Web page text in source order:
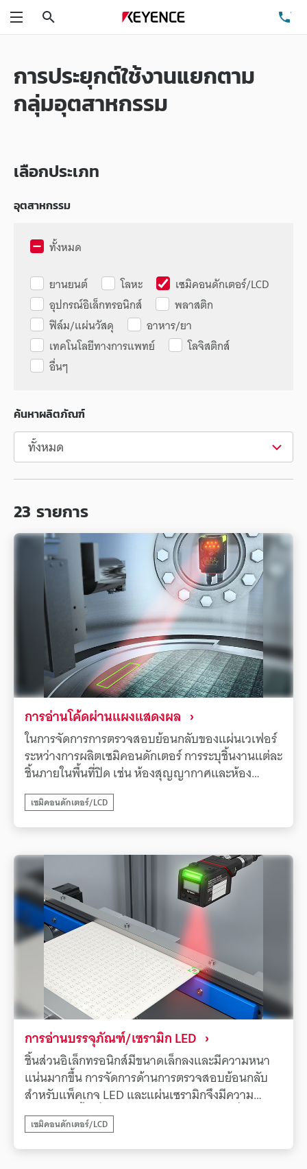
การประยุกต์ใช้งานแยกตาม
กลุ่มอุตสาหกรรม
เลือกประเภท
อุตสาหกรรม
ทั้งหมด
ยานยนต์
โลหะ
เซมิคอนดักเตอร์/LCD
อุปกรณ์อิเล็กทรอนิกส์
พลาสติก
ฟิล์ม/แผ่นวัสดุ
อาหาร/ยา
เทคโนโลยีทางการแพทย์
โลจิสติกส์
อื่นๆ
ค้นหาผลิตภัณฑ์
23 รายการ
การอ่านโค้ดผ่านแผงแสดงผล
ในการจัดการการตรวจสอบย้อนกลับของแผ่นเวเฟอร์
ระหว่างการผลิตเซมิคอนดักเตอร์ การระบุชิ้นงานแต่ละ
ชิ้นภายในพื้นที่ปิด เช่น ห้องสุญญากาศและห้อง
Load-lock เป็นสิ่งจำเป็น อย่างไรก็ตาม การอ่านโค้ด
ผ่านแผ่นมอง (หน้าต่างดู) เป็นเรื่องท้าทายเนื่องจาก
การสะท้อนและการลดทอนของแสงจากกระจก รวมถึง
อ่านอย่างมีเสถียรภาพทำได้ยากเครื่องอ่านโค้ด
1D/2D ของ KEYENCE รุ่น SR-2000 ซีรีส์ แสดงให้
เห็นถึงประสิทธิภาพการอ่านที่เหนือกว่าแม้ในสภาวะที่
ไม่เอื้ออำนวยเช่นนี้ เครื่องผสมผสานมุมมองภาพที่
กว้างเป็นพิเศษระดับชั้นนำเข้ากับความสามารถในการ
อ่านระยะไกล ทำให้สามารถอ่านโค้ด 2D ขนาดเล็ก
(DataMatrix) ที่สลักด้วยเลเซอร์มาร์กเกอร์บนแผ่น
เวเฟอร์ได้อย่างรวดเร็วและมีเสถียรภาพ แม้จะอยู่ห่าง
ไกลผ่านแผ่นมองก็ตามนอกจากนี้ อัลกอริธึมการอ่า
นที่พัฒนาขึ้นใหม่และฟังก์ชันโฟกัสอัตโนมัติยังช่วย
แก้ไขการวางชิ้นงานผิดตำแหน่งและความแปรปรวน
ของคุณภาพการสลักโดยอัตโนมัติ ซึ่งจะเพิ่มอิสระใน
การออกแบบอุปกรณ์ในขณะที่บรรลุการจัดการการ
ตรวจสอบย้อนกลับที่แม่นยำ ซึ่งมีส่วนช่วยอย่างมาก
ต่อระบบอัตโนมัติของสายการผลิตและการปรับปรุง
ระดับการควบคุมคุณภาพ
เซมิคอนดักเตอร์/LCD
การอ่านบรรจุภัณฑ์/เซรามิก LED
ชิ้นส่วนอิเล็กทรอนิกส์มีขนาดเล็กลงและมีความหนา
แน่นมากขึ้น การจัดการด้านการตรวจสอบย้อนกลับ
สำหรับแพ็คเกจ LED และแผ่นเซรามิกจึงมีความ
สำคัญมากขึ้นเรื่อยๆ อย่างไรก็ตาม โค้ด 2D ที่พิมพ์ใน
พื้นที่จำกัดก็มีขนาดเล็กลงตามไปด้วย โดยเฉพาะอย่าง
ยิ่ง การสลักด้วยเลเซอร์บนวัสดุเซรามิกสีขาวมักจะมี
เซมิคอนดักเตอร์/LCD